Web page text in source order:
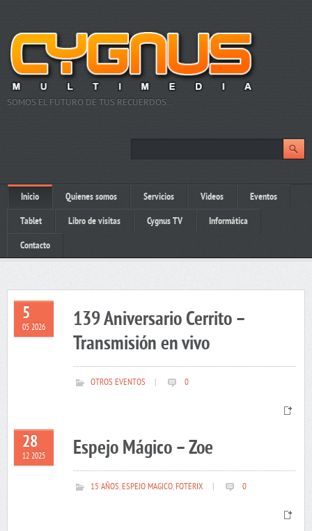
SOMOS EL FUTURO DE TUS RECUERDOS…
Inicio Quienes somos Servicios Videos Eventos
Tablet Libro de visitas Cygnus TV Informática
Contacto
5
05 2026
139 Aniversario Cerrito –
Transmisión en vivo
OTROS EVENTOS 0
28
12 2025 Espejo Mágico – Zoe
15 AÑOS,ESPEJO MAGICO,FOTERIX 0